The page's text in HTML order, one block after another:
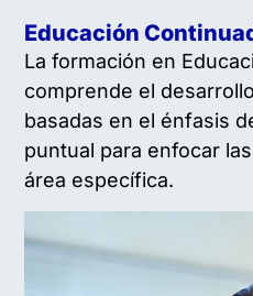
Educación
La formación en
comprende el
basadas en el énfasis
puntual para enfocar
área específica.